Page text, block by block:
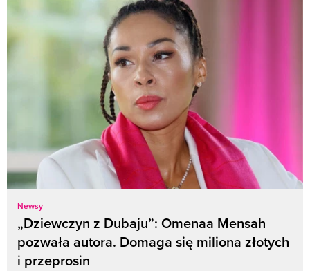
Newsy
„Dziewczyn z Dubaju”: Omenaa Mensah
pozwała autora. Domaga się miliona złotych
i przeprosin